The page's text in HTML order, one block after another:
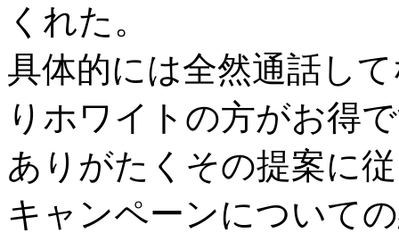
くれた。
具体的には全然通話し
りホワイトの方がお得
ありがたくその提案に
キャンペーンについて